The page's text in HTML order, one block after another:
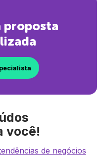
proposta
você!
de negócios